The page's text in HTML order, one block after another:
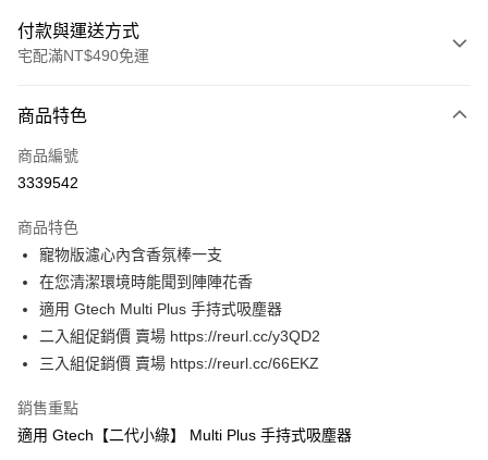
付款與運送方式
宅配滿NT$490免運
信用卡一次付款
信用卡分期付款
合作金庫商業銀行
華南商業銀行
上海商業儲蓄銀行
國泰世華商業銀行
兆豐國際商業銀行
臺灣中小企業銀行
台中商業銀行
匯豐（台灣）商業銀行
聯邦商業銀行
元大商業銀行
台新國際商業銀行
中國信託商業銀行
6 期 0 利率 每期
華南商業銀行
上海商業儲蓄銀行
台北富邦商業銀行
國泰世華商業銀行
兆豐國際商業銀行
臺灣中小企業銀行
台中商業銀行
聯邦商業銀行
元大商業銀行
永豐商業銀行
LINE Pay
Apple Pay
悠遊付
Google Pay
全盈+PAY
商品特色
商品編號
3339542
商品特色
寵物版濾心內含香氛棒一支
在您清潔環境時能聞到陣陣花香
適用 Gtech Multi Plus 手持式吸塵器
二入組促銷價 賣場 https://reurl.cc/y3QD2
三入組促銷價 賣場 https://reurl.cc/66EKZ
銷售重點
適用 Gtech【二代小綠】 Multi Plus 手持式吸塵器